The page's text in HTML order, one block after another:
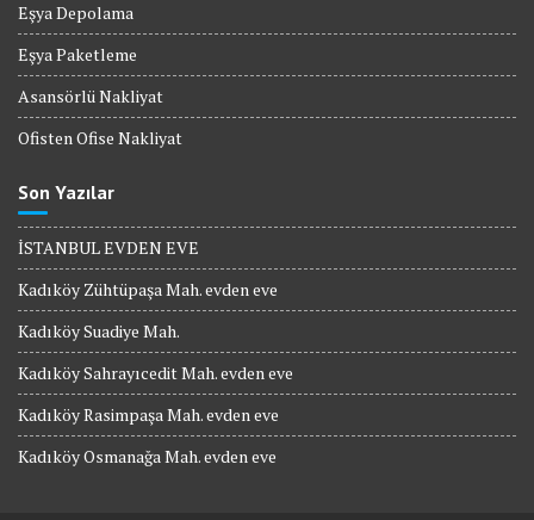
Eşya Depolama
Eşya Paketleme
Asansörlü Nakliyat
Ofisten Ofise Nakliyat
Son Yazılar
İSTANBUL EVDEN EVE
Kadıköy Zühtüpaşa Mah. evden eve
Kadıköy Suadiye Mah.
Kadıköy Sahrayıcedit Mah. evden eve
Kadıköy Rasimpaşa Mah. evden eve
Kadıköy Osmanağa Mah. evden eve